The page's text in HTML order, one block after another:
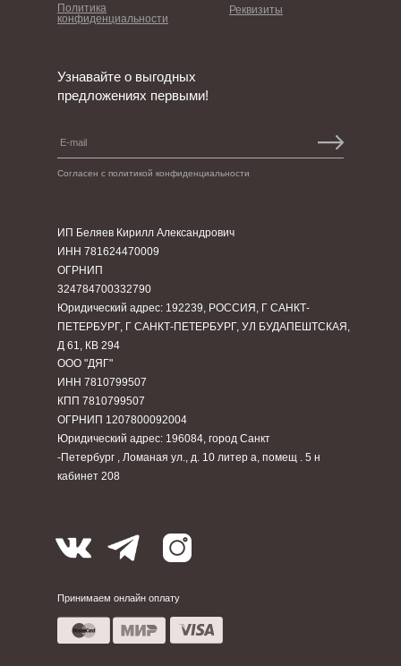
ИП Беляев Кирилл Александрович
ИНН 781624470009
ОГРНИП
324784700332790
Юридический адрес: 192239, РОССИЯ, Г САНКТ-
ПЕТЕРБУРГ, Г САНКТ-ПЕТЕРБУРГ, УЛ БУДАПЕШТСКАЯ,
Д 61, КВ 294
Реквизиты
Политика
конфиденциальности
Принимаем онлайн оплату
Согласен с политикой конфиденциальности
Узнавайте о выгодных
предложениях первыми!
ООО "ДЯГ"
ИНН 7810799507
КПП 7810799507
ОГРНИП 1207800092004
Юридический адрес: 196084, город Санкт
-Петербург , Ломаная ул., д. 10 литер а, помещ . 5 н
кабинет 208